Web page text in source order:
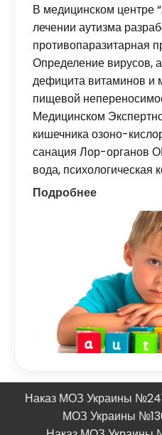
В медицинском центре
лечении аутизма
противопаразитарная
Определение вирусов,
дефицита витаминов и
пищевой
Медицинском
кишечника озоно-
санация Лор-органов
вода, психологическая
Подробнее
Наказ МОЗ Украины
МОЗ Украины